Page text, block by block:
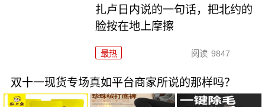
扎卢日内说的一句话，把北约的
脸按在地上摩擦
最热 阅读 9847
双十一现货专场真如平台商家所说的那样吗？